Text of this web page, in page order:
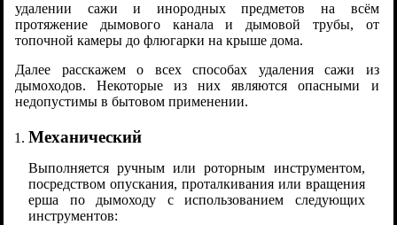
удалении сажи и инородных предметов на всём
протяжение дымового канала и дымовой трубы, от
топочной камеры до флюгарки на крыше дома.
Далее расскажем о всех способах удаления сажи из
дымоходов. Некоторые из них являются опасными и
недопустимы в бытовом применении.
Механический
Выполняется ручным или роторным инструментом,
посредством опускания, проталкивания или вращения
ерша по дымоходу с использованием следующих
инструментов: